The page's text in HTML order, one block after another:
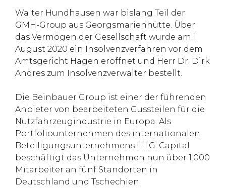
Walter Hundhausen war bislang Teil der
GMH-Group aus Georgsmarienhütte. Über
das Vermögen der Gesellschaft wurde am 1.
August 2020 ein Insolvenzverfahren vor dem
Amtsgericht Hagen eröffnet und Herr Dr. Dirk
Andres zum Insolvenzverwalter bestellt.
Die Beinbauer Group ist einer der führenden
Anbieter von bearbeiteten Gussteilen für die
Nutzfahrzeugindustrie in Europa. Als
Portfoliounternehmen des internationalen
Beteiligungsunternehmens H.I.G. Capital
beschäftigt das Unternehmen nun über 1.000
Mitarbeiter an fünf Standorten in
Deutschland und Tschechien.